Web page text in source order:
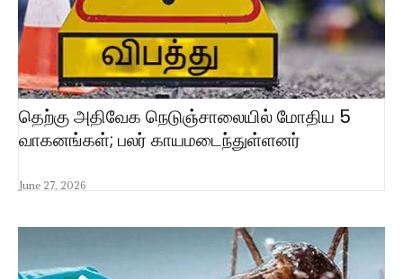
தெற்கு அதிவேக நெடுஞ்சாலையில் மோதிய 5
வாகனங்கள்; பலர் காயமடைந்துள்ளனர்
June 27, 2026